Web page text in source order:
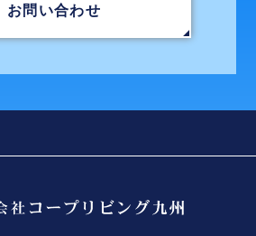
お問い合わせ